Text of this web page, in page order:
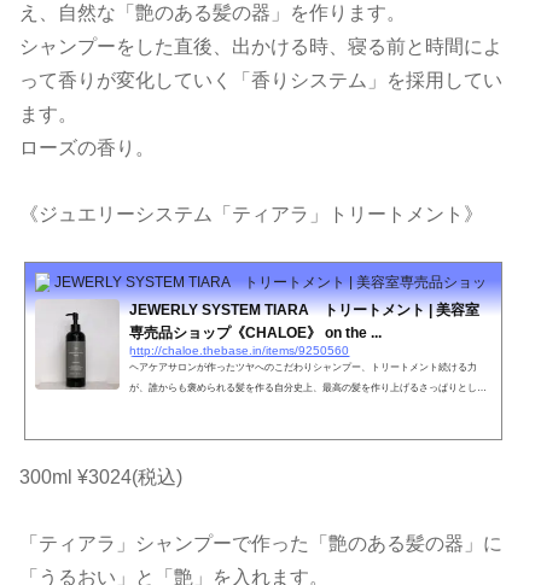
え、自然な「艶のある髪の器」を作ります。
シャンプーをした直後、出かける時、寝る前と時間によ
って香りが変化していく「香りシステム」を採用してい
ます。
ローズの香り。
《ジュエリーシステム「ティアラ」トリートメント》
JEWERLY SYSTEM TIARA トリートメント | 美容室専売品ショップ《
JEWERLY SYSTEM TIARA トリートメント | 美容室
専売品ショップ《CHALOE》 on the ...
http://chaloe.thebase.in/items/9250560
ヘアケアサロンが作ったツヤへのこだわりシャンプー、トリートメント続ける力
が、誰からも褒められる髪を作る自分史上、最高の髪を作り上げるさっぱりとした
ーやパーマなどのアルカリ物を除去する。紫外線を吸収してくれる。やればやるほ
ど蘇る髪へ。ツヤ髪への第一歩。●お肌に合わない時、傷や湿疹等...
300ml ¥3024(税込)
「ティアラ」シャンプーで作った「艶のある髪の器」に
「うるおい」と「艶」を入れます。